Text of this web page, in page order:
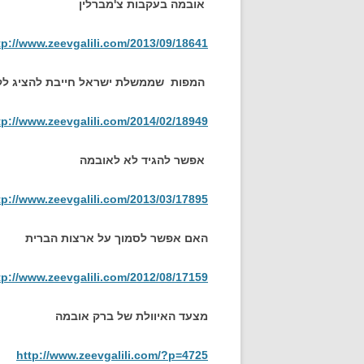
אובמה בעקבות צ'מברלין
www.zeevgalili.com/2013/09/18641
המפות שממשלת ישראל חייבת להציג
www.zeevgalili.com/2014/02/18949
אפשר להגיד לא לאובמה
www.zeevgalili.com/2013/03/17895
האם אפשר לסמוך על ארצות הברית
www.zeevgalili.com/2012/08/17159
מצעד האיוולת של ברק אובמה
http://www.zeevgalili.com/?p=4725